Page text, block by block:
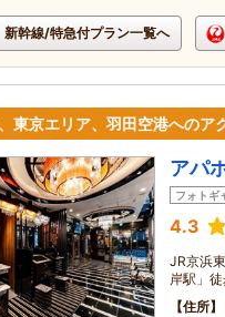
新幹線/特急付プラン一覧へ
東京エリア、羽田空港へのア
アパ
フォトギ
4.3
JR京浜
岸駅」
住所